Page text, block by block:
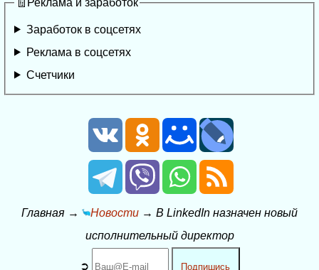
🧾Реклама и заработок
Заработок в соцсетях
Реклама в соцсетях
Счетчики
Главная → Новости → В LinkedIn назначен новый
исполнительный директор
➲ Подпишись